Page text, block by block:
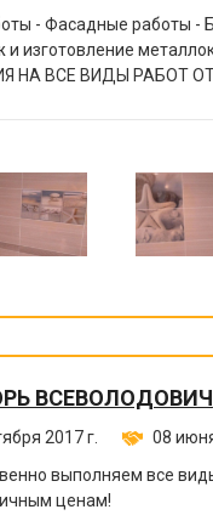
- Фасадные работы -
изготовление
НА ВСЕ ВИДЫ РАБОТ
ВСЕВОЛОДОВИЧ
2017 г.
08
выполняем все
ценам!